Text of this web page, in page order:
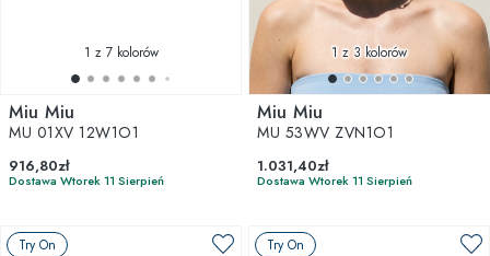
1 z 7 kolorów
Miu Miu
MU 01XV 12W1O1
916,80zł
Dostawa Wtorek 11 Sierpień
1z 3 kolorów
Miu Miu
MU 53WV ZVN1O1
1.031,40zł
Dostawa Wtorek 11 Sierpień
Try On Try On